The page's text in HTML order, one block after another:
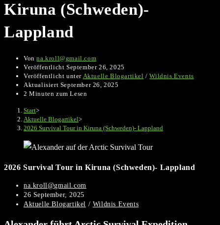
Kiruna (Schweden)-
Lappland
Vonna.kroll@gmail.com
Veröffentlicht September 26, 2025
Veröffentlicht unter Aktuelle Blogartikel /Wildnis Events
Aktualisiert September 26, 2025
2 Minuten zum Lesen
Start>
Aktuelle Blogartikel>
2026 Survival Tour in Kiruna (Schweden)- Lappland
2026 Survival Tour in Kiruna (Schweden)- Lappland
Beitrags-
Autor:
na.kroll@gmail.com
Beitrag
veröffentlicht:
26 September, 2025
Beitrags-
Aktuelle Blogartikel / Wildnis Events